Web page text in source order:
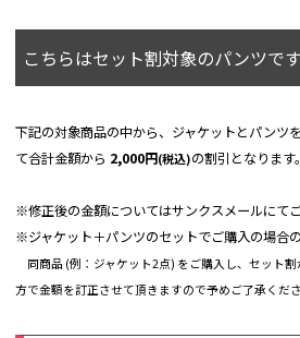
こちらはセット割対象のパンツです
下記の対象商品の中から、ジャケットとパンツ
て合計金額から 2,000円(税込)の割引となります。
※修正後の金額についてはサンクスメールにてご
※ジャケット＋パンツのセットでご購入の場合
同商品 (例：ジャケット2点) をご購入し、セット
方で金額を訂正させて頂きますので予めご了承くださ